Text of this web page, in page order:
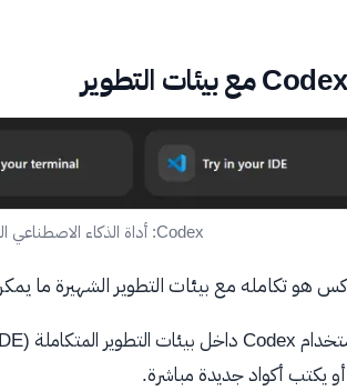
Codex: أداة الذكاء الاصطناعي التي تسهل البرمجة للمطورين
هو تكامله مع بيئات التطوير الشهيرة ما
يكتب أكواد جديدة مباشرة.